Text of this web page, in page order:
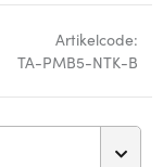
Artikelcode:
TA-PMB5-NTK-B